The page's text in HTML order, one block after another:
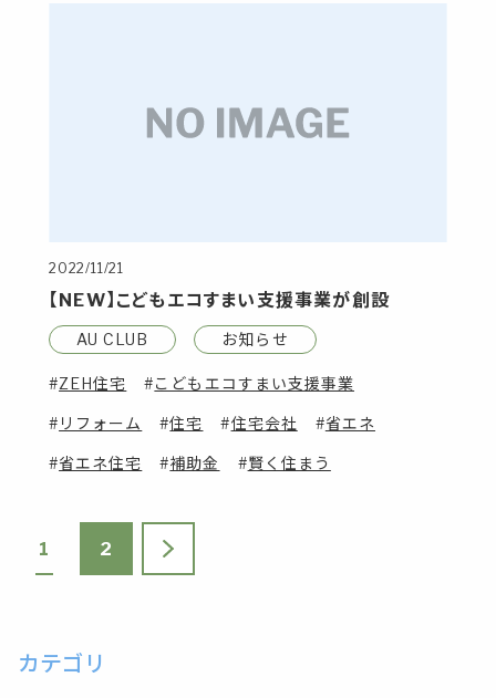
2022/11/21
【NEW】こどもエコすまい支援事業が創設
AU CLUB お知らせ
ZEH住宅 こどもエコすまい支援事業
リフォーム 住宅 住宅会社 省エネ
省エネ住宅 補助金 賢く住まう
1 2
カテゴリ